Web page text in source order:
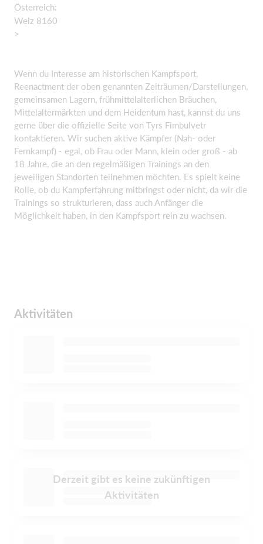
Österreich:
Weiz 8160
>
Wenn du Interesse am historischen Kampfsport,
Reenactment der oben genannten Zeiträumen/Darstellungen,
gemeinsamen Lagern, frühmittelalterlichen Bräuchen,
Mittelaltermärkten und dem Heidentum hast, kannst du uns
gerne über die offizielle Seite von Tyrs Fimbulvetr
kontaktieren. Wir suchen aktive Kämpfer (Nah- oder
Fernkampf) - egal, ob Frau oder Mann, klein oder groß - ab
18 Jahre, die an den regelmäßigen Trainings an den
jeweiligen Standorten teilnehmen möchten. Es spielt keine
Rolle, ob du Kampferfahrung mitbringst oder nicht, da wir die
Trainings so strukturieren, dass auch Anfänger die
Möglichkeit haben, in den Kampfsport rein zu wachsen.
Aktivitäten
Derzeit gibt es keine zukünftigen
Aktivitäten